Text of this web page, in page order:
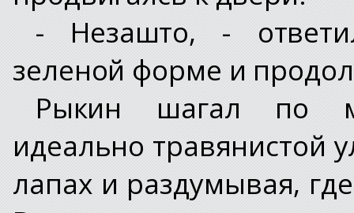
- Незашто, -
зеленой форме и
Рыкин шагал по
идеально травянистой
лапах и раздумывая,